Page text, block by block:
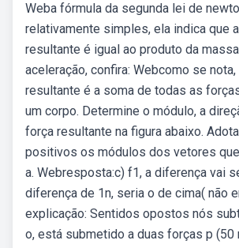
Weba fórmula da segunda lei de
relativamente simples, ela indica que
resultante é igual ao produto da
aceleração, confira: Webcomo se
resultante é a soma de todas as
um corpo. Determine o módulo, a
força resultante na figura abaixo.
positivos os módulos dos vetores
a. Webresposta:c) f1, a diferença vai
diferença de 1n, seria o de cima( não
explicação: Sentidos opostos nós
o, está submetido a duas forças p (50